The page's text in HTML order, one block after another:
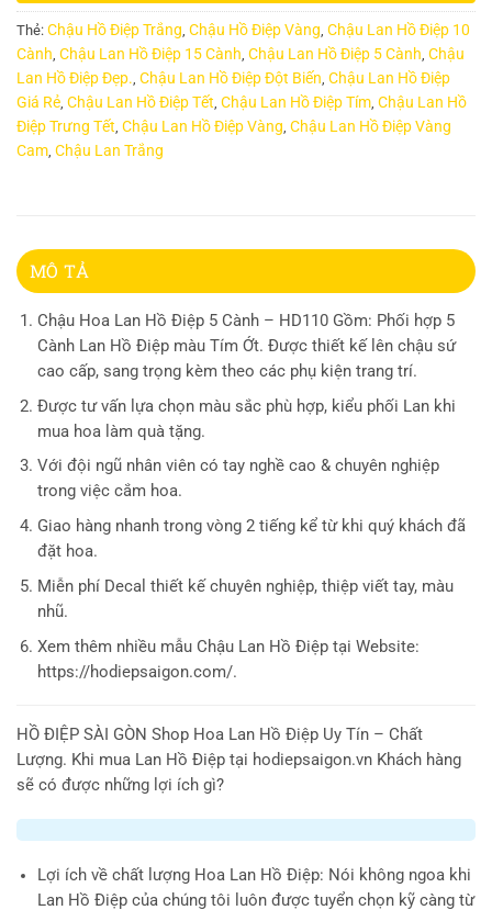
Thẻ: Chậu Hồ Điệp Trắng Chậu Hồ Điệp Vàng Chậu Lan Hồ Điệp 10
Cành Chậu Lan Hồ Điệp 15 Cành Chậu Lan Hồ Điệp 5 Cành Chậu
Lan Hồ Điệp Đẹp. Chậu Lan Hồ Điệp Đột Biến Chậu Lan Hồ Điệp
Giá Rẻ Chậu Lan Hồ Điệp Tết Chậu Lan Hồ Điệp Tím Chậu Lan Hồ
Điệp Trưng Tết Chậu Lan Hồ Điệp Vàng Chậu Lan Hồ Điệp Vàng
Cam Chậu Lan Trắng
MÔ TẢ
Chậu Hoa Lan Hồ Điệp 5 Cành – HD110 Gồm: Phối hợp 5
Cành Lan Hồ Điệp màu Tím Ớt. Được thiết kế lên chậu sứ
cao cấp, sang trọng kèm theo các phụ kiện trang trí.
Được tư vấn lựa chọn màu sắc phù hợp, kiểu phối Lan khi
mua hoa làm quà tặng.
Với đội ngũ nhân viên có tay nghề cao & chuyên nghiệp
trong việc cắm hoa.
Giao hàng nhanh trong vòng 2 tiếng kể từ khi quý khách đã
đặt hoa.
Miễn phí Decal thiết kế chuyên nghiệp, thiệp viết tay, màu
nhũ.
Xem thêm nhiều mẫu Chậu Lan Hồ Điệp tại Website:
https://hodiepsaigon.com/.
HỒ ĐIỆP SÀI GÒN Shop Hoa Lan Hồ Điệp Uy Tín – Chất
Lượng. Khi mua Lan Hồ Điệp tại hodiepsaigon.vn Khách hàng
sẽ có được những lợi ích gì?
Lợi ích về chất lượng Hoa Lan Hồ Điệp: Nói không ngoa khi
Lan Hồ Điệp của chúng tôi luôn được tuyển chọn kỹ càng từ